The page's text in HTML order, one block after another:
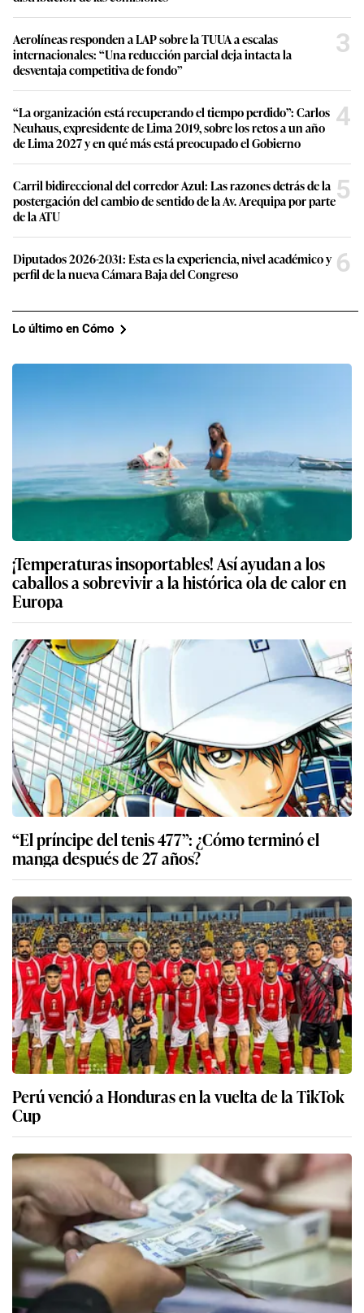
Aerolíneas responden a LAP sobre la TUUA a escalas
internacionales: “Una reducción parcial deja intacta la
desventaja competitiva de fondo”
3
“La organización está recuperando el tiempo perdido”: Carlos
Neuhaus, expresidente de Lima 2019, sobre los retos a un año
de Lima 2027 y en qué más está preocupado el Gobierno
4
Carril bidireccional del corredor Azul: Las razones detrás de la
postergación del cambio de sentido de la Av. Arequipa por parte
de la ATU
5
Diputados 2026-2031: Esta es la experiencia, nivel académico y
perfil de la nueva Cámara Baja del Congreso
6
Lo último en Cómo
¡Temperaturas insoportables! Así ayudan a los
caballos a sobrevivir a la histórica ola de calor en
Europa
“El príncipe del tenis 477”: ¿Cómo terminó el
manga después de 27 años?
Perú venció a Honduras en la vuelta de la TikTok
Cup